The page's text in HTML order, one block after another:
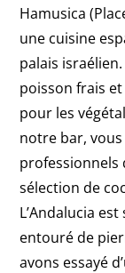
Hamusica
une cuisine
palais
poisson frais
pour les
notre bar,
sélection de
L’Andalucia
entouré de
avons essayé